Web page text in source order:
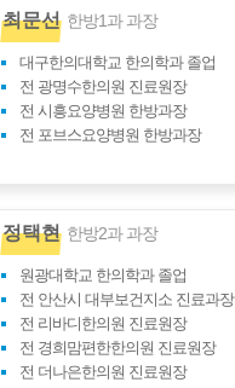
최문선 한방1과 과장
대구한의대학교 한의학과 졸업
전 광명수한의원 진료원장
전 시흥요양병원 한방과장
전 포브스요양병원 한방과장
정택현 한방2과 과장
원광대학교 한의학과 졸업
전 안산시 대부보건지소 진료과장
전 리바디한의원 진료원장
전 경희맘편한한의원 진료원장
전 더나은한의원 진료원장